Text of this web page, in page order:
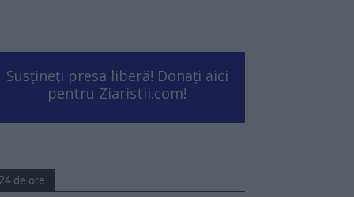
Susțineți presa liberă! Donați aici
pentru Ziaristii.com!
de ore